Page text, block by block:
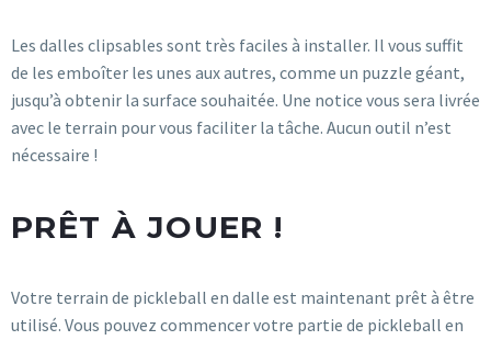
Les dalles clipsables sont très faciles à installer. Il vous suffit
de les emboîter les unes aux autres, comme un puzzle géant,
jusqu’à obtenir la surface souhaitée. Une notice vous sera livrée
avec le terrain pour vous faciliter la tâche. Aucun outil n’est
nécessaire !
PRÊT À JOUER !
Votre terrain de pickleball en dalle est maintenant prêt à être
utilisé. Vous pouvez commencer votre partie de pickleball en